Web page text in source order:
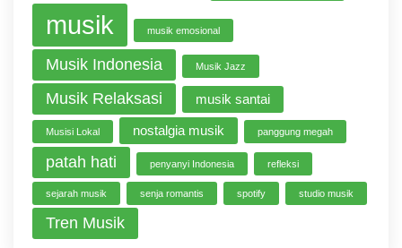
musik musik emosional
Musik Indonesia Musik Jazz
Musik Relaksasi musik santai
Musisi Lokal nostalgia musik panggung megah
patah hati penyanyi Indonesia refleksi
sejarah musik senja romantis spotify studio musik
Tren Musik